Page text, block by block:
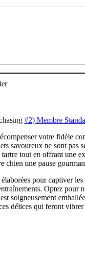
#2) Membre
votre fidèle
savoureux ne sont
tout en offrant une
une pause
pour captiver
Optez pour
soigneusement
délices qui feront